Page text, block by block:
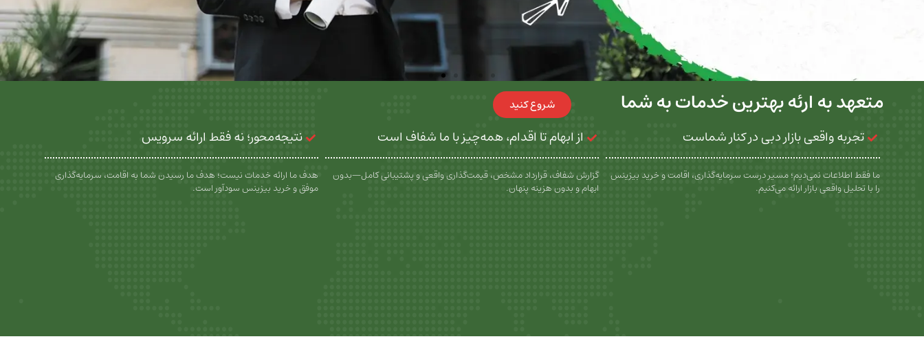
متعهد به ارئه بهترین خدمات به شما شروع کنید
تجربه واقعی بازار دبی در کنار شماست
ما فقط اطلاعات نمی‌دیم؛ مسیر درست سرمایه‌گذاری، اقامت و خرید بیزینس
را با تحلیل واقعی بازار ارائه می‌کنیم.
از ابهام تا اقدام، همه‌چیز با ما شفاف است
گزارش شفاف، قرارداد مشخص، قیمت‌گذاری واقعی و پشتیبانی کامل—بدون
ابهام و بدون هزینه پنهان.
نتیجه‌محور؛ نه فقط ارائه سرویس
هدف ما ارائه خدمات نیست؛ هدف ما رسیدن شما به اقامت، سرمایه‌گذاری
موفق و خرید بیزینس سودآور است.